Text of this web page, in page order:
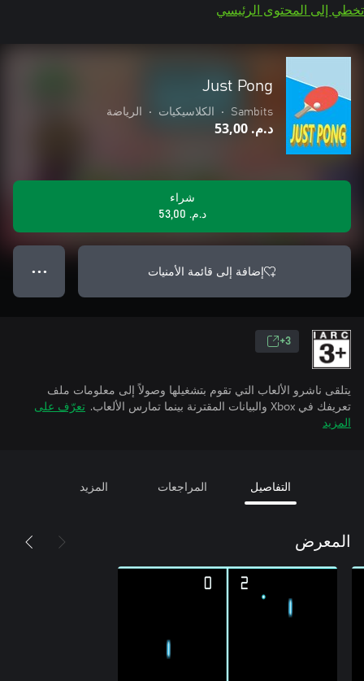
تخطي إلى المحتوى الرئيسي
Just Pong
Sambits
• الكلاسيكيات • الرياضة
د.م.‏ 53,00
شراء
د.م.‏ 53,00
إضافة إلى قائمة الأمنيات ● ● ●
3+
يتلقى ناشرو الألعاب التي تقوم بتشغيلها وصولاً إلى معلومات ملف
تعريفك في Xbox والبيانات المقترنة بينما تمارس الألعاب.
تعرّف على
المزيد
التفاصيل المراجعات المزيد
المعرض